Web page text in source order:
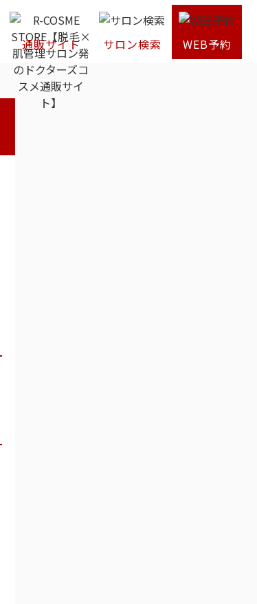
通販サイト サロン検索
WEB予約